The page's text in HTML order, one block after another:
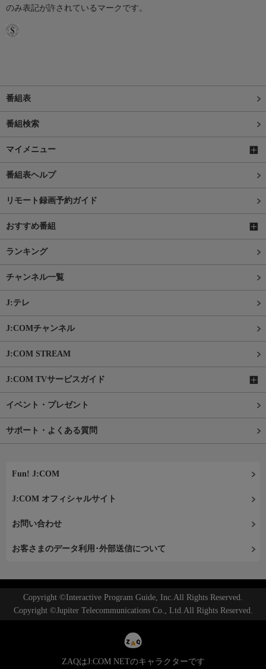
のみ表記が許されているマークです。
番組表
番組検索
マイメニュー
番組表ヘルプ
リモート録画予約ガイド
おすすめ番組
ランキング
チャンネル一覧
J:テレ
J:COMチャンネル
J:COM STREAM
J:COM TVサービスガイド
イベント・プレゼント
サポート・よくある質問
Fun! J:COM
J:COM オフィシャルサイト
お問い合わせ
お客さまのデータ利用･外部送信について
Copyright ©Interactive Program Guide, Inc.All Rights Reserved.
Copyright ©Jupiter Telecommunications Co., Ltd.All Rights Reserved.
ZAQはJ:COM NETのキャラクターです